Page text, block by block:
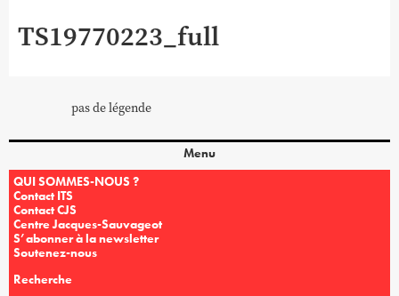
TS19770223_full
pas de légende
Menu
QUI SOMMES-NOUS ?
Contact ITS
Contact CJS
Centre Jacques-Sauvageot
S’abonner à la newsletter
Soutenez-nous
Recherche